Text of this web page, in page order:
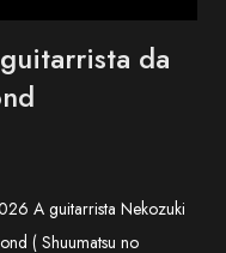
da
A guitarrista Nekozuki
( Shuumatsu no